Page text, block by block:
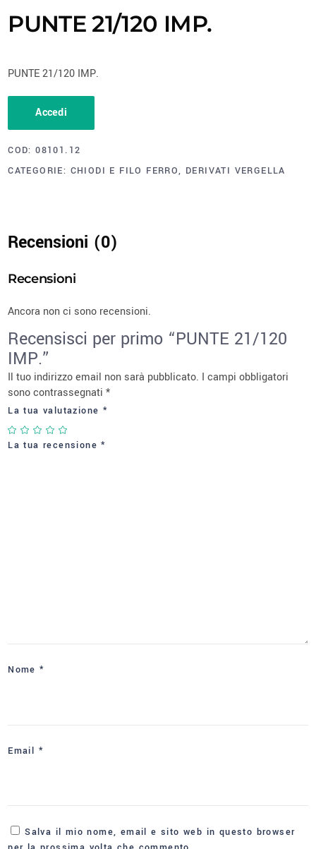
PUNTE 21/120 IMP.
PUNTE 21/120 IMP.
Accedi
COD:08101.12
CATEGORIE: CHIODI E FILO FERRO, DERIVATI VERGELLA
Recensioni (0)
Recensioni
Ancora non ci sono recensioni.
Recensisci per primo “PUNTE 21/120
IMP.”
Il tuo indirizzo email non sarà pubblicato. I campi obbligatori
sono contrassegnati*
La tua valutazione *
La tua recensione*
Nome*
Email *
Salva il mio nome, email e sito web in questo browser